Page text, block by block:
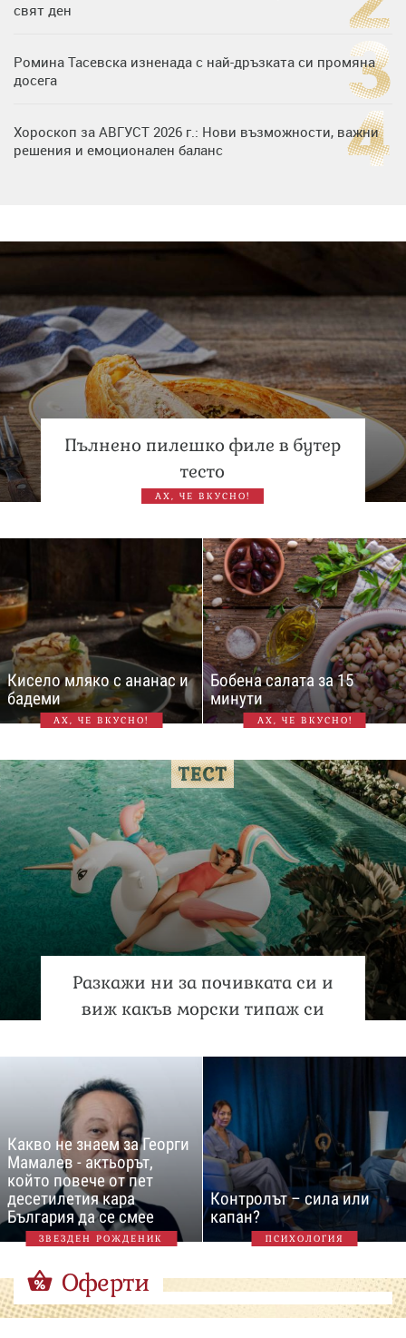
свят ден
Ромина Тасевска изненада с най-дръзката си промяна
досега
Хороскоп за АВГУСТ 2026 г.: Нови възможности, важни
решения и емоционален баланс
Кортни Кокс и Джим Къртис заедно на яхта
Пълнено пилешко филе в бутер
тесто
АХ, ЧЕ ВКУСНО!
Кисело мляко с ананас и
бадеми
АХ, ЧЕ ВКУСНО!
Бобена салата за 15
минути
АХ, ЧЕ ВКУСНО!
Разкажи ни за почивката си и
виж какъв морски типаж си
Какво не знаем за Георги
Мамалев - актьорът,
който повече от пет
десетилетия кара
България да се смее
ЗВЕЗДЕН РОЖДЕНИК
Контролът – сила или
капан?
ПСИХОЛОГИЯ
Оферти